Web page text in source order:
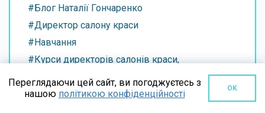
#Блог Наталії Гончаренко
#Директор салону краси
#Навчання
#Курси директорів салонів краси,
#Ціноутворення салону краси
Переглядаючи цей сайт, ви погоджуєтесь з
нашою політикою конфіденційності OK